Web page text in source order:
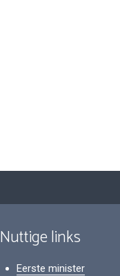
Nuttige links
Eerste minister